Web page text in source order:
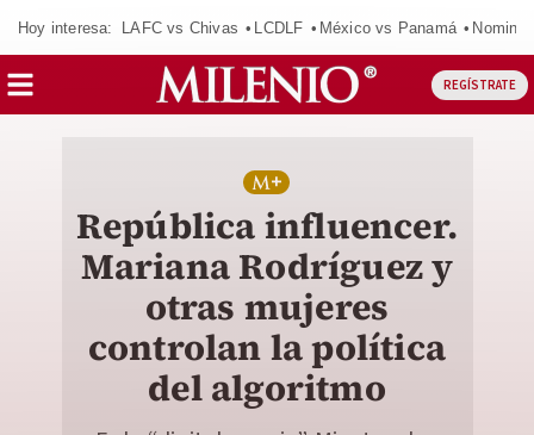
Hoy interesa: LAFC vs Chivas LCDLF México vs Panamá
REGÍSTRATE
República influencer.
Mariana Rodríguez y
otras mujeres
controlan la política
del algoritmo